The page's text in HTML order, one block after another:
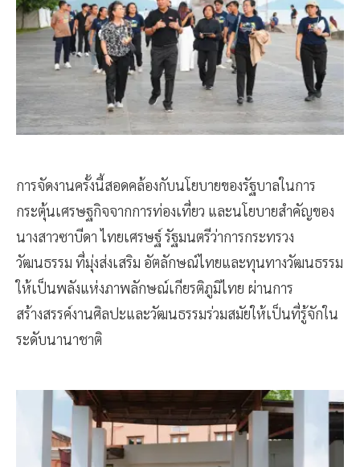
การจัดงานครั้งนี้สอดคล้องกับนโยบายของรัฐบาลในการ
กระตุ้นเศรษฐกิจจากการท่องเที่ยว และนโยบายสำคัญของ
นางสาวซาบีดา ไทยเศรษฐ์ รัฐมนตรีว่าการกระทรวง
วัฒนธรรม ที่มุ่งส่งเสริม อัตลักษณ์ไทยและทุนทางวัฒนธรรม
ให้เป็นพลังแห่งภาพลักษณ์เกียรติภูมิไทย ผ่านการ
สร้างสรรค์งานศิลปะและวัฒนธรรมร่วมสมัยให้เป็นที่รู้จักใน
ระดับนานาชาติ